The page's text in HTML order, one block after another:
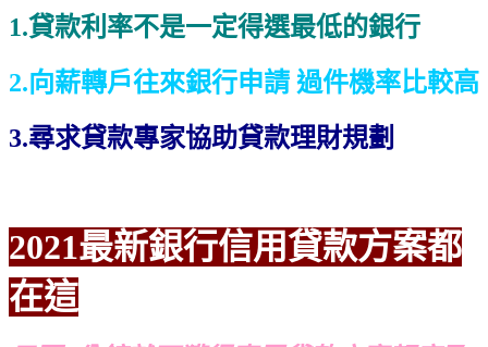
1.貸款利率不是一定得選最低的銀行
2.向薪轉戶往來銀行申請 過件機率比較高
3.尋求貸款專家協助貸款理財規劃
2021最新銀行信用貸款方案都
在這